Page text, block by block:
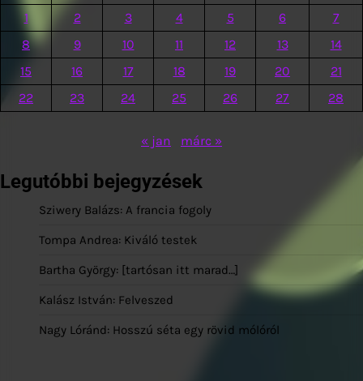
1
2 3 4 5 6
7
8
9 10 11 12 13
14
15
16 17 18 19 20
21
22
23 24 25 26 27 28
« jan márc »
Legutóbbi bejegyzések
Sziwery Balázs: A francia fogoly
Tompa Andrea: Kiváló testek
Bartha György: [tartósan itt marad…]
Kalász István: Felveszed
Nagy Lóránd: Hosszú séta egy rövid mólóról